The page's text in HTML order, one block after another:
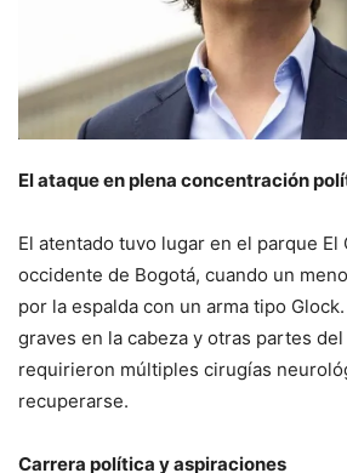
El ataque en plena concentración
El atentado tuvo lugar en el parque El
occidente de Bogotá, cuando un
por la espalda con un arma tipo
graves en la cabeza y otras partes
requirieron múltiples cirugías
recuperarse.
Carrera política y aspiraciones